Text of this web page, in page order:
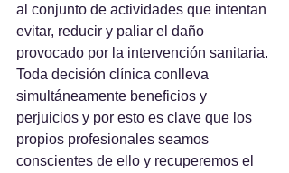
al conjunto de actividades que intentan
evitar, reducir y paliar el daño
provocado por la intervención sanitaria.
Toda decisión clínica conlleva
simultáneamente beneficios y
perjuicios y por esto es clave que los
propios profesionales seamos
conscientes de ello y recuperemos el